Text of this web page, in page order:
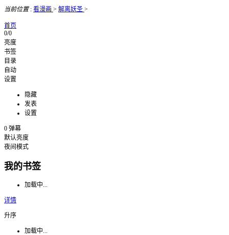
当前位置: 看漫画 > 解离妖圣 >
首页
0/0
亮度
书签
目录
自动
设置
隐藏
发表
设置
0 弹幕
默认亮度
夜间模式
我的书签
加载中...
详情
升序
加载中...